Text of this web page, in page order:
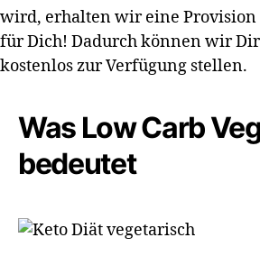
wird, erhalten wir eine Provision
für Dich! Dadurch können wir
kostenlos zur Verfügung stellen.
Was Low Carb
bedeutet